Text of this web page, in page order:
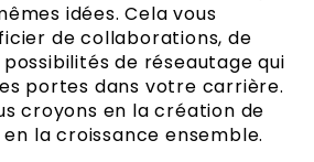
idées. Cela vous
de collaborations, de
de réseautage qui
portes dans votre carrière.
croyons en la création de
la croissance ensemble.